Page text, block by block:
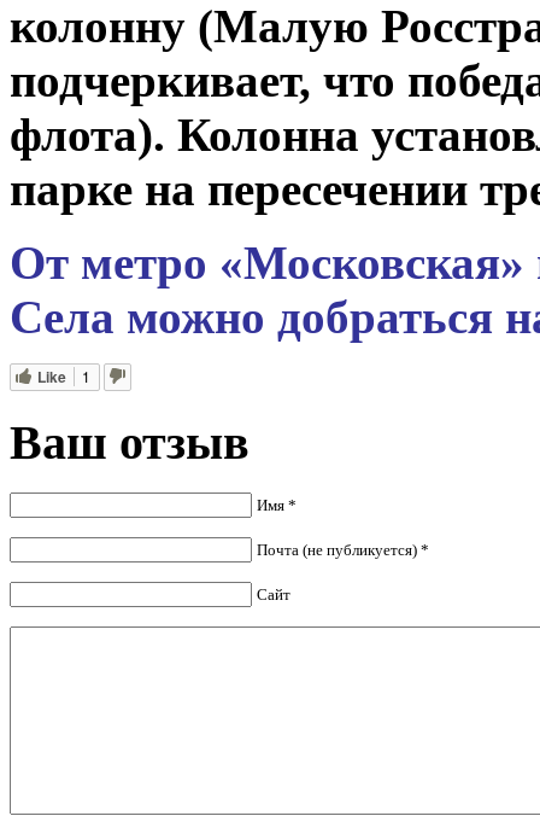
колонну (Малую
подчеркивает, что
флота). Колонна
парке на пересечении
От метро
Села можно добраться
Like 1
Ваш отзыв
Имя *
Почта (не публикуется) *
Сайт